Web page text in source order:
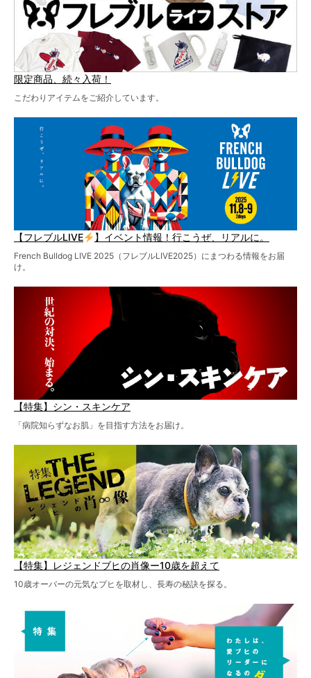
限定商品、続々入荷！
こだわりアイテムをご紹介しています。
【フレブルLIVE 】イベント情報！行こうぜ、リアルに。
French Bulldog LIVE 2025（フレブルLIVE2025）にまつわる情報をお届
け。
【特集】シン・スキンケア
「病院知らずなお肌」を目指す方法をお届け。
【特集】レジェンドブヒの肖像ー10歳を超えて
10歳オーバーの元気なブヒを取材し、長寿の秘訣を探る。